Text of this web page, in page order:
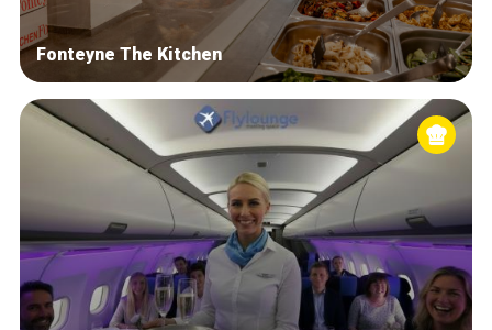
Fonteyne The Kitchen